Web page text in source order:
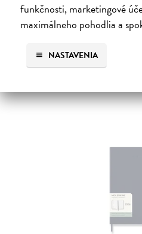
funkčnosti, marketingové
maximálneho pohodlia a
NASTAVENIA
poznámky a schôdzky.
Na sklade
24,50 €